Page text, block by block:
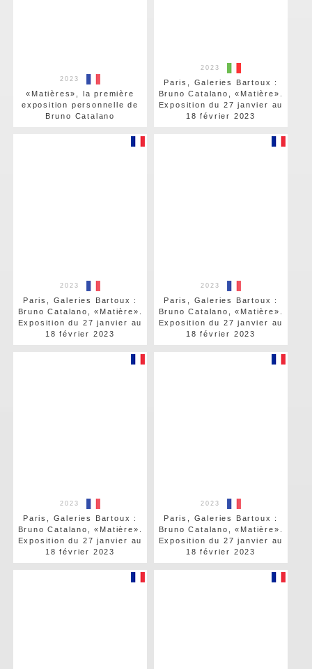
2023
«Matières», la première
exposition personnelle de
Bruno Catalano
2023
Paris, Galeries Bartoux :
Bruno Catalano, «Matière».
Exposition du 27 janvier au
18 février 2023
2023
Paris, Galeries Bartoux :
Bruno Catalano, «Matière».
Exposition du 27 janvier au
18 février 2023
2023
Paris, Galeries Bartoux :
Bruno Catalano, «Matière».
Exposition du 27 janvier au
18 février 2023
2023
Paris, Galeries Bartoux :
Bruno Catalano, «Matière».
Exposition du 27 janvier au
18 février 2023
2023
Paris, Galeries Bartoux :
Bruno Catalano, «Matière».
Exposition du 27 janvier au
18 février 2023